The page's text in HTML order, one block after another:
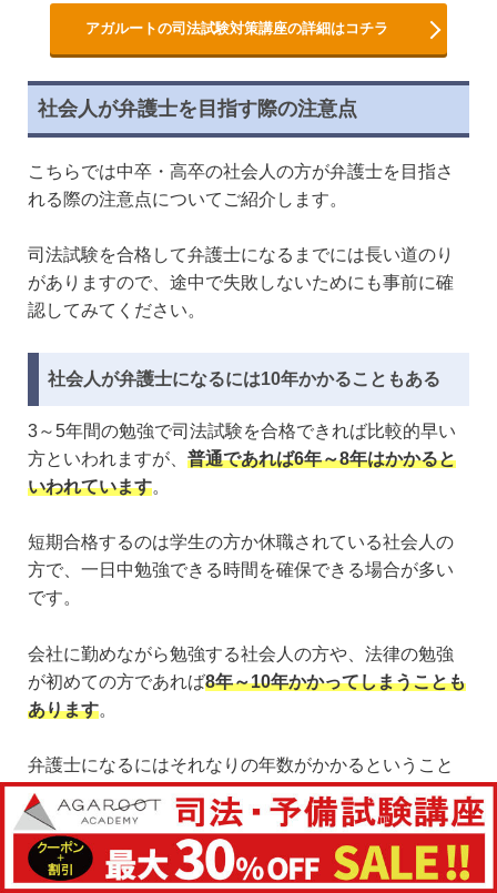
アガルートの司法試験対策講座の詳細はコチラ
社会人が弁護士を目指す際の注意点
こちらでは中卒・高卒の社会人の方が弁護士を目指さ
れる際の注意点についてご紹介します。
司法試験を合格して弁護士になるまでには長い道のり
がありますので、途中で失敗しないためにも事前に確
認してみてください。
社会人が弁護士になるには10年かかることもある
3～5年間の勉強で司法試験を合格できれば比較的早い
方といわれますが、 普通であれば6年～8年はかかると
いわれています。
短期合格するのは学生の方か休職されている社会人の
方で、一日中勉強できる時間を確保できる場合が多い
です。
会社に勤めながら勉強する社会人の方や、法律の勉強
が初めての方であれば8年～10年かかってしまうことも
あります。
弁護士になるにはそれなりの年数がかかるということ
は頭に入れておきましょう。
予備校や通信講座の学費はかなり高い